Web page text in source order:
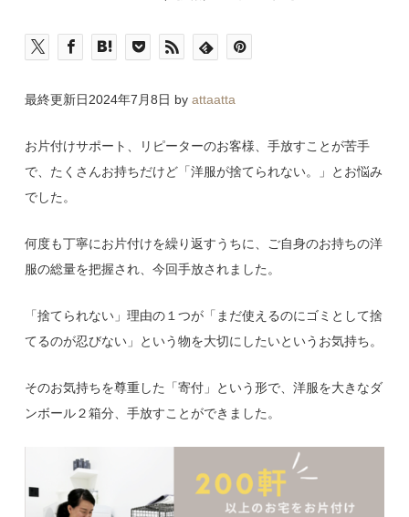
最終更新日2024年7月8日 byattaatta
お片付けサポート、リピーターのお客様、手放すことが苦手
で、たくさんお持ちだけど「洋服が捨てられない。」とお悩み
でした。
何度も丁寧にお片付けを繰り返すうちに、ご自身のお持ちの洋
服の総量を把握され、今回手放されました。
「捨てられない」理由の１つが「まだ使えるのにゴミとして捨
てるのが忍びない」という物を大切にしたいというお気持ち。
そのお気持ちを尊重した「寄付」という形で、洋服を大きなダ
ンボール２箱分、手放すことができました。